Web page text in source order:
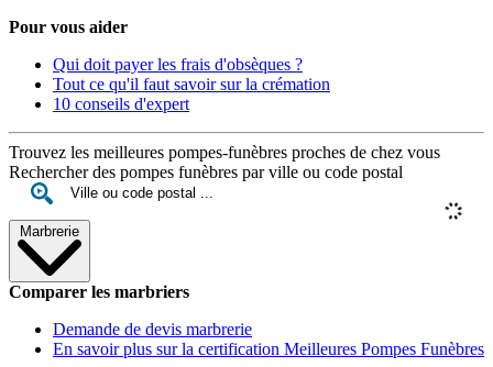
Pour vous aider
Qui doit payer les frais d'obsèques ?
Tout ce qu'il faut savoir sur la crémation
10 conseils d'expert
Trouvez les meilleures pompes-funèbres proches de chez vous
Rechercher des pompes funèbres par ville ou code postal
Marbrerie
Comparer les marbriers
Demande de devis marbrerie
En savoir plus sur la certification Meilleures Pompes Funèbres